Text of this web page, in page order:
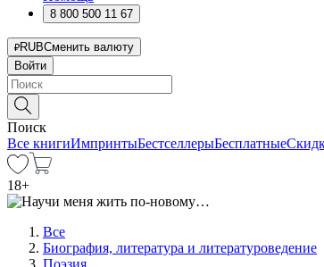
8 800 500 11 67
RUBСменить валюту
Войти
Поиск
Все книгиИмпринтыБестселлерыБесплатные
18+
Все
Биография, литература и литературоведение
Поэзия